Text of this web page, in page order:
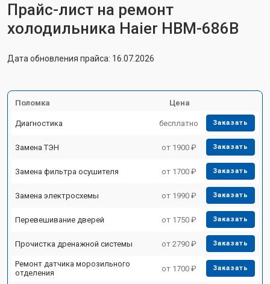
Прайс-лист на ремонт
холодильника Haier HBM-686B
Дата обновления прайса: 16.07.2026
Поломка Цена
Диагностика бесплатно Заказать
Замена ТЭН от 1900 ₽ Заказать
Замена фильтра осушителя от 1700 ₽ Заказать
Замена электросхемы от 1990 ₽ Заказать
Перевешивание дверей от 1750 ₽ Заказать
Прочистка дренажной системы от 2790 ₽ Заказать
Ремонт датчика морозильного
отделения
от 1700 ₽ Заказать